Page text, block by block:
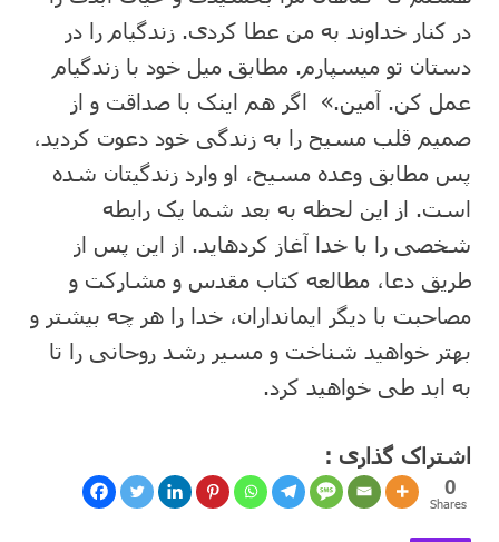
در کنار خداوند به من عطا کردی. زندگیام را در
دستان تو میسپارم. مطابق میل خود با زندگیام
عمل کن. آمین.» اگر هم اینک با صداقت و از
صمیم قلب مسیح را به زندگی خود دعوت کردید،
پس مطابق وعده مسیح، او وارد زندگیتان شده
است. از این لحظه به بعد شما یک رابطه
شخصی را با خدا آغاز کردهاید. از این پس از
طریق دعا، مطالعه کتاب مقدس و مشارکت و
مصاحبت با دیگر ایمانداران، خدا را هر چه بیشتر و
بهتر خواهید شناخت و مسیر رشد روحانی را تا
به ابد طی خواهید کرد.
اشتراک گذاری :
0
Shares